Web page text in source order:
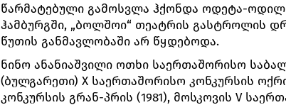
წარმატებული გამოსვლა ჰქონდა ოდეტა-
ჰამბურგში, „ბოლშოი“ თეატრის გასტროლის
წუთის განმავლობაში არ წყდებოდა.
ნინო ანანიაშვილი ოთხი საერთაშორისო
(ბულგარეთი) X საერთაშორისო კონკურსის
კონკურსის გრან-პრის (1981), მოსკოვის V